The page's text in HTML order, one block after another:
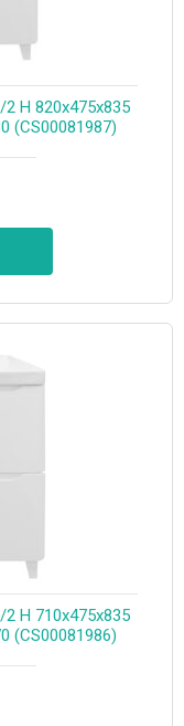
Н 820х475х835
(CS00081987)
Н 710х475х835
(CS00081986)